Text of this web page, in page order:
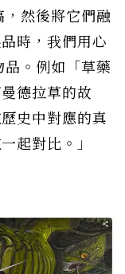
然後將它們融
時，我們用心
品。例如「草藥
德拉草的故
史中對應的真
起對比。」